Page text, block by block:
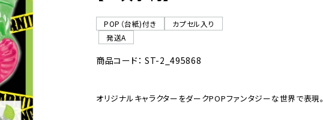
POP（台紙)付き
カプセル入り
発送A
商品コード： ST-2_495868
オリジナルキャラクターをダークPOPファンタジーな世界で表現。